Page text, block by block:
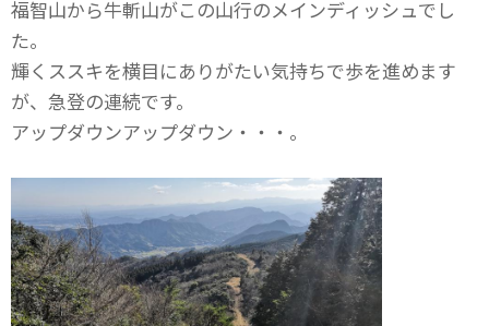
福智山から牛斬山がこの山行のメインディッシュでし
た。
輝くススキを横目にありがたい気持ちで歩を進めます
が、急登の連続です。
アップダウンアップダウン・・・。